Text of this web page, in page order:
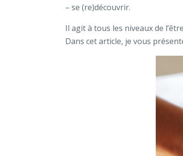
– se (re)découvrir.
Il agit à tous les niveaux de
Dans cet article, je vous